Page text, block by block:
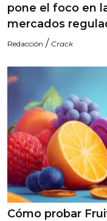
pone el foco en
mercados
Redacción / Crack
Cómo probar